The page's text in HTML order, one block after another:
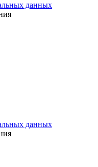
данных
данных